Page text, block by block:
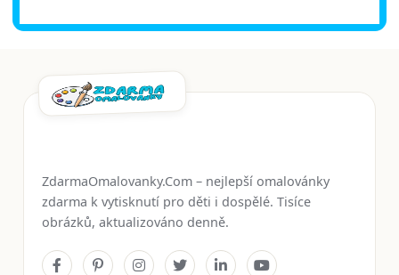
ZdarmaOmalovanky.Com – nejlepší omalovánky
zdarma k vytisknutí pro děti i dospělé. Tisíce
obrázků, aktualizováno denně.